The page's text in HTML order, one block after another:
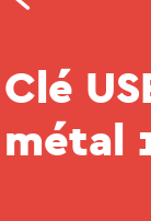
Clé
métal